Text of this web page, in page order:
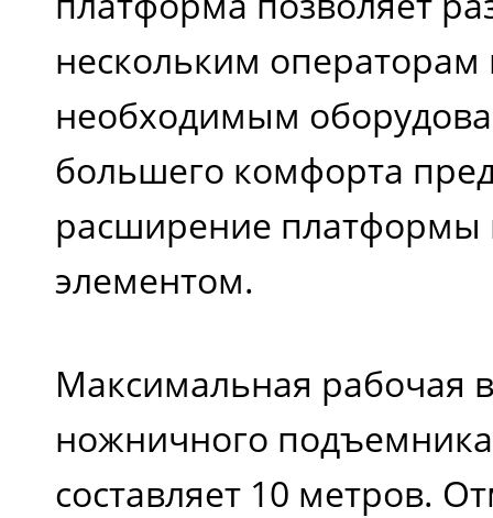
при поднятой
(км/ч)
Уровень шума (dB)
Масса (кг)
нескольким операторам
необходимым
большего комфорта
расширение
элементом.
Максимальная рабочая
ножничного
составляет 10 метров.